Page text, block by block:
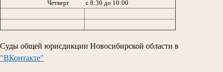
Четверг с 8:30 до 10:00
Суды общей юрисдикции Новосибирской области в
"ВКонтакте"